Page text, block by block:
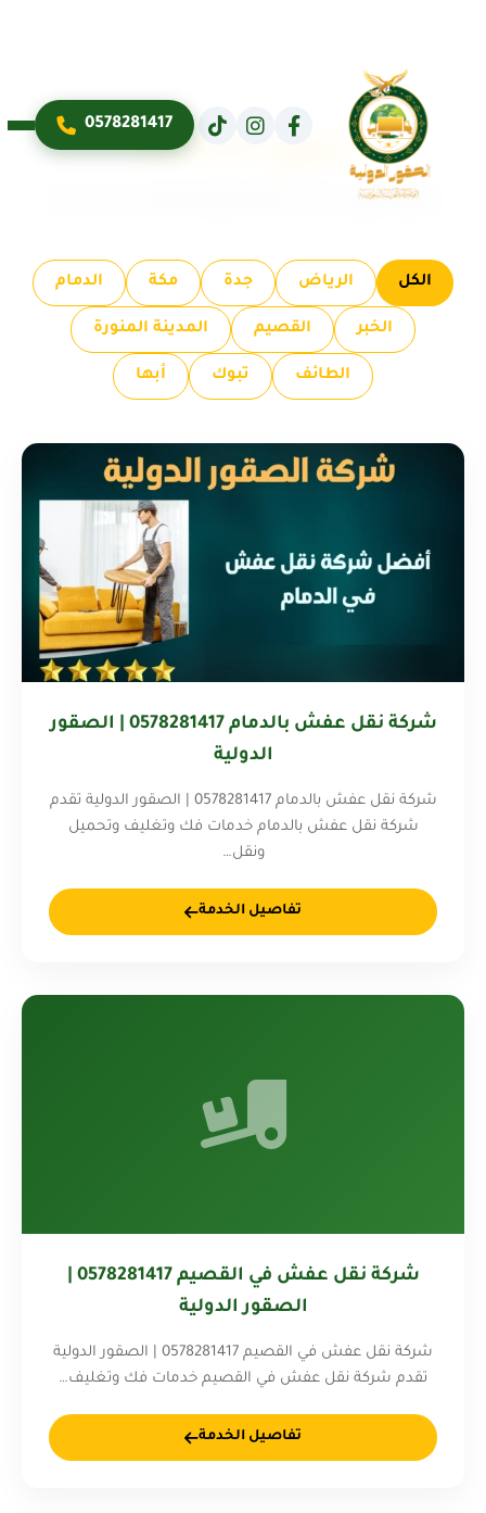
0578281417
جميع الخدمات
تصفح جميع خدمات شركة الصقور الدولية حسب مدينتك
الكل الرياض جدة مكة الدمام
الخبر القصيم المدينة المنورة
الطائف تبوك أبها
شركة نقل عفش بالدمام 0578281417 | الصقور
الدولية
شركة نقل عفش بالدمام 0578281417 | الصقور الدولية تقدم
شركة نقل عفش بالدمام خدمات فك وتغليف وتحميل
ونقل…
تفاصيل الخدمة
الصقور الدولية
شركة نقل عفش في القصيم 0578281417 | الصقور الدولية
تقدم شركة نقل عفش في القصيم خدمات فك وتغليف…
تفاصيل الخدمة